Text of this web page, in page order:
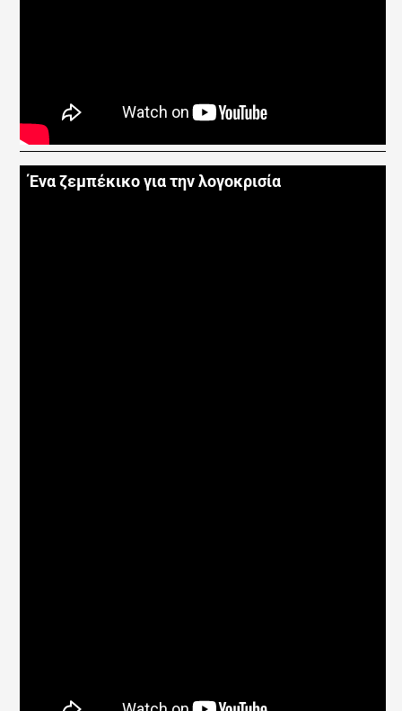
Ένα ζεμπέκικο για την λογοκρισία